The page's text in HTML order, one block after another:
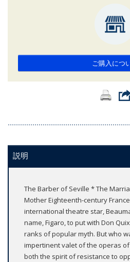
ご購入につ
説明
The Barber of Seville * The
Mother Eighteenth-century
international theatre star,
name, Figaro, to put with Don
ranks of popular myth. But who
impertinent valet of the operas
both the spirit of resistance to